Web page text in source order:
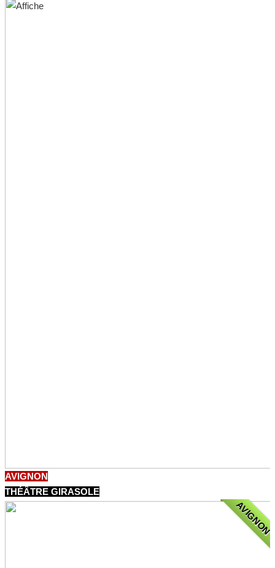
AVIGNON
THÉÂTRE GIRASOLE
AVIGNON